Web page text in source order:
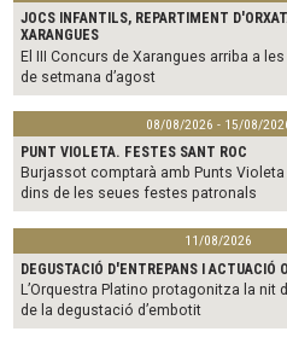
JOCS INFANTILS, REPARTIMENT
XARANGUES
El III Concurs de Xarangues arriba a
de setmana d’agost
08/08/2026 - 15/08/
PUNT VIOLETA. FESTES SANT ROC
Burjassot comptarà amb Punts Violeta
dins de les seues festes patronals
11/08/2026
DEGUSTACIÓ D'ENTREPANS I ACTUACIÓ
L’Orquestra Platino protagonitza la nit
de la degustació d’embotit